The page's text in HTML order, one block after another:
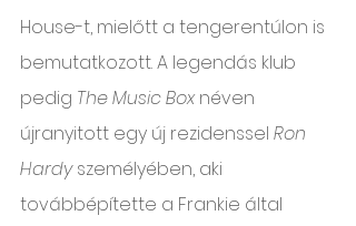
House-t, mielőtt a tengerentúlon is
bemutatkozott. A legendás klub
pedig The Music Box néven
újranyitott egy új rezidenssel Ron
Hardy személyében, aki
továbbépítette a Frankie által